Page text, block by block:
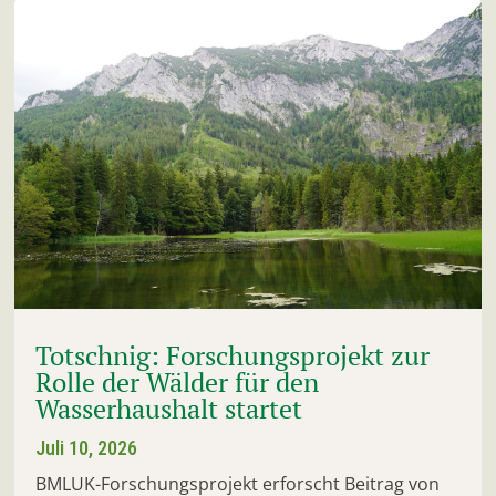
Totschnig: Forschungsprojekt zur
Rolle der Wälder für den
Wasserhaushalt startet
Juli 10, 2026
BMLUK-Forschungsprojekt erforscht Beitrag von